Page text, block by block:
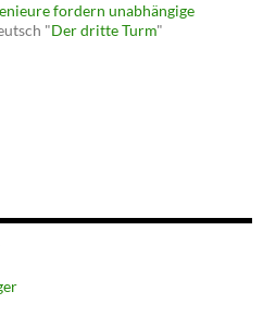
fordern unabhängige
"Der dritte Turm"